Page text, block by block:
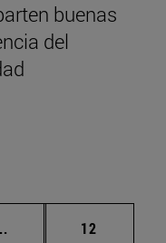
buenas
del
Páginas intermedias
Página
12